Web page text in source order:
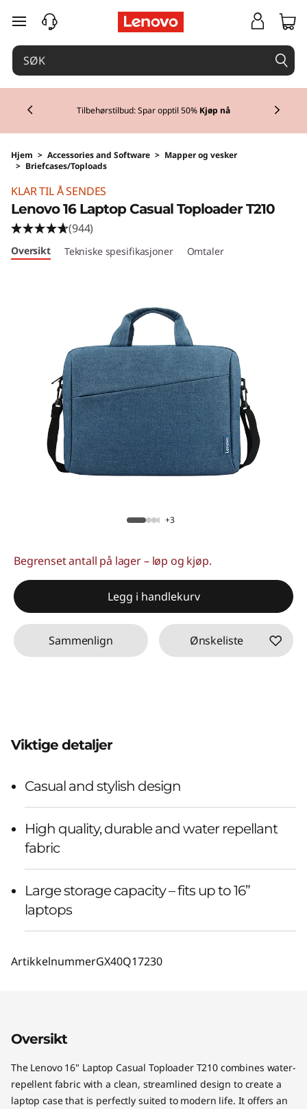
gå til hovedinnhold
Tilbehørstilbud: Spar opptil 50% Kjøp nå
Hjem > Accessories and Software > Mapper og vesker
> Briefcases/Toploads
KLAR TIL Å SENDES
Lenovo 16 Laptop Casual Toploader T210
(944)
Oversikt Tekniske spesifikasjoner Omtaler
+3
Begrenset antall på lager – løp og kjøp.
Legg i handlekurv
Sammenlign Ønskeliste
Viktige detaljer
Casual and stylish design
High quality, durable and water repellant
fabric
Large storage capacity – fits up to 16”
laptops
ArtikkelnummerGX40Q17230
Oversikt
The Lenovo 16" Laptop Casual Toploader T210 combines water-
repellent fabric with a clean, streamlined design to create a
laptop case that is perfectly suited to modern life. It offers an